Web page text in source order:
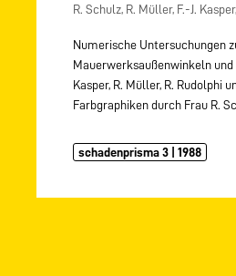
R. Schulz, R. Müller, F.-J.
Numerische Untersuchungen
Mauerwerksaußenwinkeln und
Kasper, R. Müller, R. Rudolphi
Farbgraphiken durch Frau R. Sc
schadenprisma 3 | 1988